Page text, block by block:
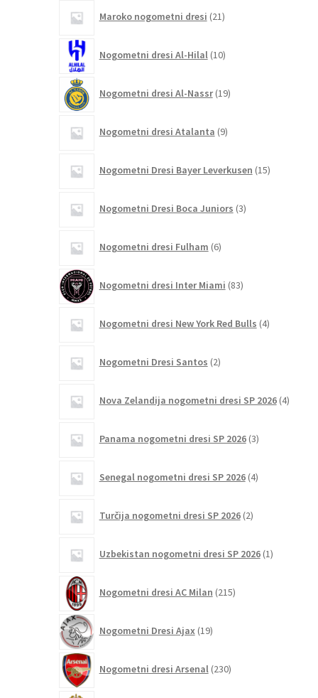
Maroko nogometni dresi 21izdelkov
Nogometni dresi Al-Hilal 10izdelkov
Nogometni dresi Al-Nassr 19izdelkov
Nogometni dresi Atalanta 9izdelkov
Nogometni Dresi Bayer Leverkusen 15izdelkov
Nogometni Dresi Boca Juniors 3izdelki
Nogometni dresi Fulham 6izdelkov
Nogometni dresi Inter Miami 83izdelkov
Nogometni dresi New York Red Bulls 4izdelki
Nogometni Dresi Santos 2izdelka
Nova Zelandija nogometni dresi SP 2026 4izdelki
Panama nogometni dresi SP 2026 3izdelki
Senegal nogometni dresi SP 2026 4izdelki
Turčija nogometni dresi SP 2026 2izdelka
Uzbekistan nogometni dresi SP 2026 1izdelek
Nogometni dresi AC Milan 215izdelkov
Nogometni Dresi Ajax 19izdelkov
Nogometni dresi Arsenal 230izdelkov